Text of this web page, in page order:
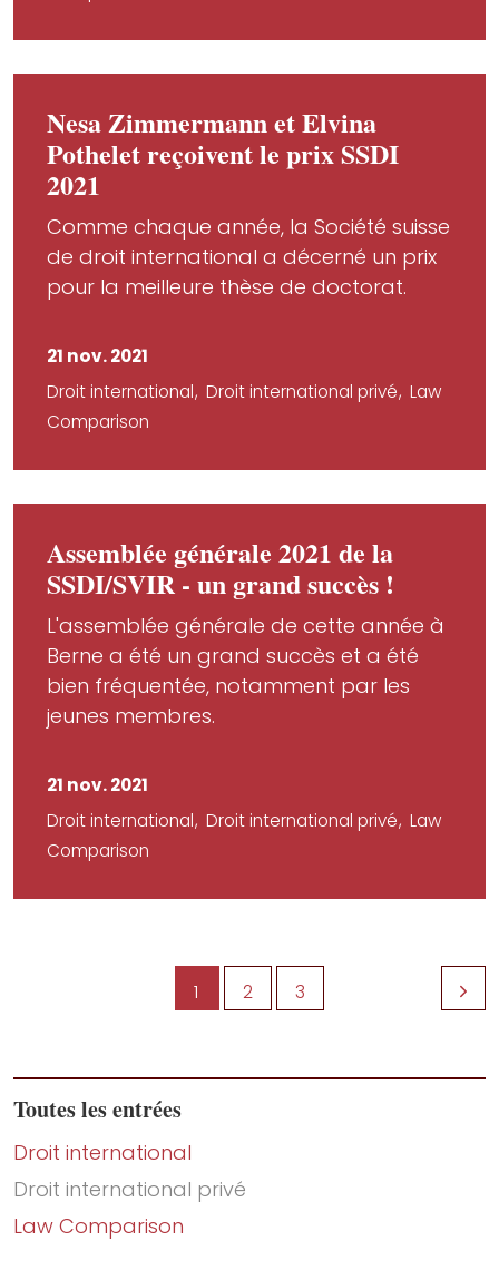
Nesa Zimmermann et Elvina
Pothelet reçoivent le prix SSDI
2021
Comme chaque année, la Société suisse
de droit international a décerné un prix
pour la meilleure thèse de doctorat.
21 nov. 2021
Droit international Droit international privé Law
Comparison
Assemblée générale 2021 de la
SSDI/SVIR - un grand succès !
L'assemblée générale de cette année à
Berne a été un grand succès et a été
bien fréquentée, notamment par les
jeunes membres.
21 nov. 2021
Droit international Droit international privé Law
Comparison
1 2 3
Toutes les entrées
Droit international
Droit international privé
Law Comparison